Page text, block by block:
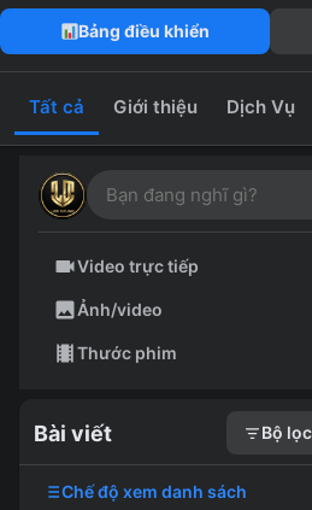
Bảng điều khiển
Tất cả Giới thiệu Dịch Vụ
Video trực tiếp
Ảnh/video
Thước phim
Bài viết Bộ lọc
Chế độ xem danh sách